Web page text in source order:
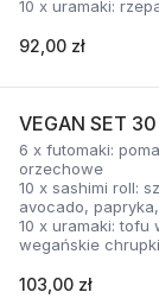
10 x uramaki:
92,00 zł
VEGAN SET
6 x futomaki:
orzechowe
10 x sashimi roll:
avocado,
10 x uramaki: tofu
wegańskie chrupki
2 x nigiri: warzywa
103,00 zł